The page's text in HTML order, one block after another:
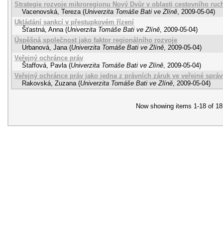
Strategie rozvoje mikroregionu Nový Dvůr v oblasti cestovního
Vacenovská, Tereza (Univerzita Tomáše Bati ve Zlíně, 2009-05-04)
Ukládání sankcí v přestupkovém řízení
Šťastná, Anna (Univerzita Tomáše Bati ve Zlíně, 2009-05-04)
Úspěšná společnost jako faktor regionálního rozvoje
Urbanová, Jana (Univerzita Tomáše Bati ve Zlíně, 2009-05-04)
Veřejný ochránce práv
Štaffová, Pavla (Univerzita Tomáše Bati ve Zlíně, 2009-05-04)
Veřejný ochránce práv jako jedna z právních záruk ve veřejné
Rakovská, Zuzana (Univerzita Tomáše Bati ve Zlíně, 2009-05-04)
Now showing items 1-18 of 18